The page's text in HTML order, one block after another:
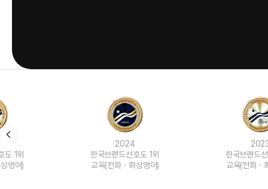
한국브랜드선호도 1위
교육(전화ㆍ화상영어)
한국브랜드선호도 1위
교육(전화ㆍ화상영어)